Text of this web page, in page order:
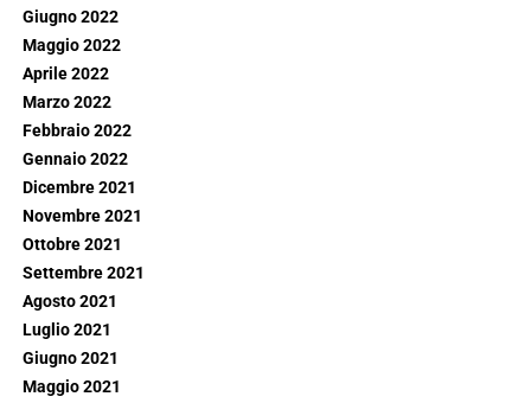
Giugno 2022
Maggio 2022
Aprile 2022
Marzo 2022
Febbraio 2022
Gennaio 2022
Dicembre 2021
Novembre 2021
Ottobre 2021
Settembre 2021
Agosto 2021
Luglio 2021
Giugno 2021
Maggio 2021